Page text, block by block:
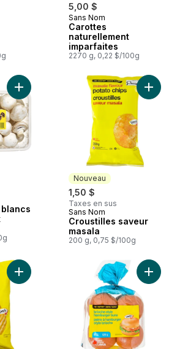
5,00 $
Sans Nom
Carottes
naturellement
imparfaites
2270 g, 0,22 $/100g
Ajouter Champignons blancs
Nouveau
1,50 $
Taxes en sus
Nouveau
Sans Nom
Croustilles saveur
masala
200 g, 0,75 $/100g
Ajouter
Ajouter Croustilles ondulées nature au
Ajouter